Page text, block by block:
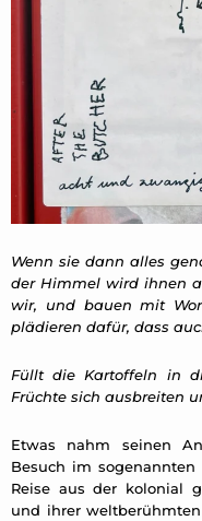
Wenn sie dann alles
der Himmel wird ihnen
wir, und bauen mit
plädieren dafür, dass
Füllt die Kartoffeln in
Früchte sich ausbreiten
Etwas nahm seinen
Besuch im
Reise aus der kolonial
und ihrer